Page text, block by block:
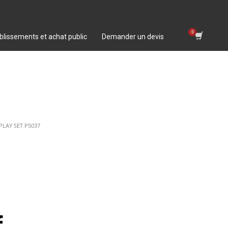
et achat public Demander un devis
SET P5037